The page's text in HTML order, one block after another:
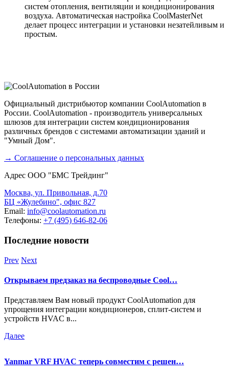
систем отопления, вентиляции и кондиционирования
воздуха. Автоматическая настройка CoolMasterNet
делает процесс интеграции и установки незатейливым и
простым.
Официальный дистрибьютор компании CoolAutomation в
России. CoolAutomation - производитель универсальных
шлюзов для интеграции систем кондиционирования
различных брендов с системами автоматизации зданий и
"Умный Дом".
→ Соглашение о персональных данных
Адрес ООО "БМС Трейдинг"
Москва, ул. Привольная, д.70
БЦ «Жулебино", офис 827
Email: info@coolautomation.ru
Телефоны: +7 (495) 646-82-06
Последние новости
Prev Next
Открываем предзаказ на беспроводные Cool…
Представляем Вам новый продукт CoolAutomation для
упрощения интеграции кондиционеров, сплит-систем и
устройств HVAC в...
Далее
Yanmar VRF HVAC теперь совместим с решен…